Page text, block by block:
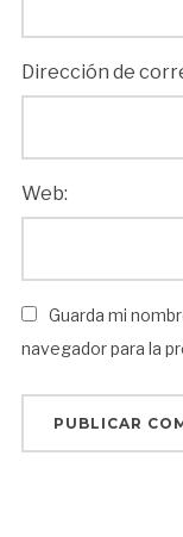
Dirección de
Web:
Guarda mi
navegador para la